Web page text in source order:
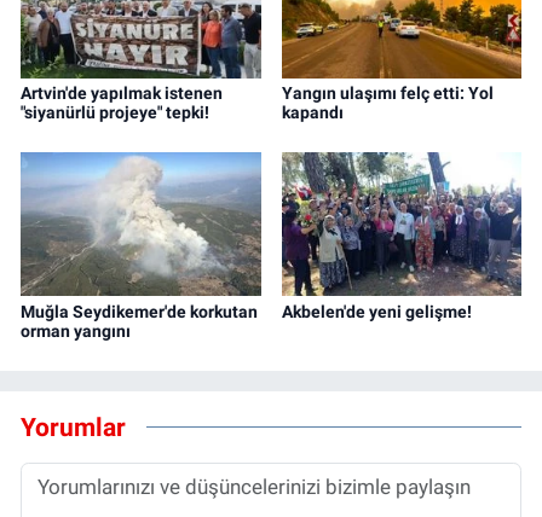
Artvin'de yapılmak istenen
"siyanürlü projeye" tepki!
Yangın ulaşımı felç etti: Yol
kapandı
Muğla Seydikemer'de korkutan
orman yangını
Akbelen'de yeni gelişme!
Yorumlar